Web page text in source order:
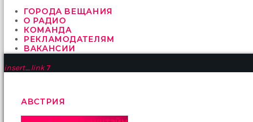
öttürüyor
sex
hikayeleri
en
kızların
rahatlıyorlar
altyazılı
porno
ГОРОДА ВЕЩАНИЯ
О РАДИО
КОМАНДА
РЕКЛАМОДАТЕЛЯМ
ВАКАНСИИ
insert_link 7
АВСТРИЯ